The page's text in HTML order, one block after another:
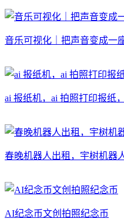
音乐可视化｜把声音变成一
ai 报纸机，ai 拍照打印报纸
春晚机器人出租，宇树机器
AI纪念币文创拍照纪念币